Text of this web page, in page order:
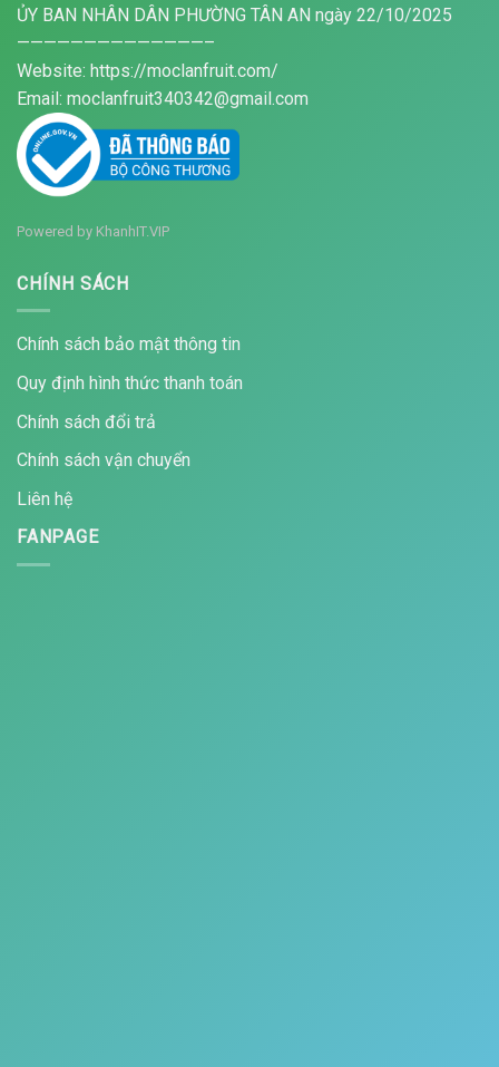
ỦY BAN NHÂN DÂN PHƯỜNG TÂN AN ngày 22/10/2025
——————————————–
Website: https://moclanfruit.com/
Email: moclanfruit340342@gmail.com
Powered by KhanhIT.VIP
CHÍNH SÁCH
Chính sách bảo mật thông tin
Quy định hình thức thanh toán
Chính sách đổi trả
Chính sách vận chuyển
Liên hệ
FANPAGE